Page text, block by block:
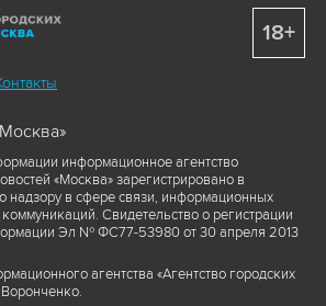
информационное агентство
«Москва» зарегистрировано в
надзору в сфере связи, информационных
Свидетельство о регистрации
Эл № ФС77-53980 от 30 апреля 2013
агентства «Агентство городских
18+